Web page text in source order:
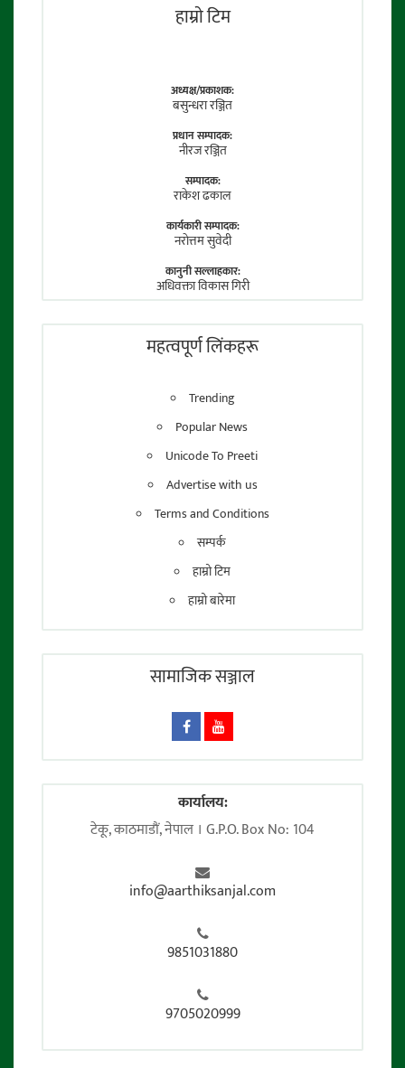
हाम्राे टिम
अध्यक्ष/प्रकाशक:
बसुन्धरा रञ्जित
प्रधान सम्पादक:
नीरज रञ्जित
सम्पादक:
राकेश ढकाल
कार्यकारी सम्पादक:
नराेत्तम सुवेदी
कानुनी सल्लाहकार:
अधिवक्ता विकास गिरी
तेजेन्द्र श्रेष्ठ
महत्वपूर्ण लिंकहरू
Trending
Popular News
Unicode To Preeti
Advertise with us
Terms and Conditions
सम्पर्क
हाम्रो टिम
हाम्रो बारेमा
सामाजिक सञ्जाल
कार्यालय:
टेकू, काठमाडाैं, नेपाल । G.P.O. Box No: 104
info@aarthiksanjal.com
9851031880
9705020999